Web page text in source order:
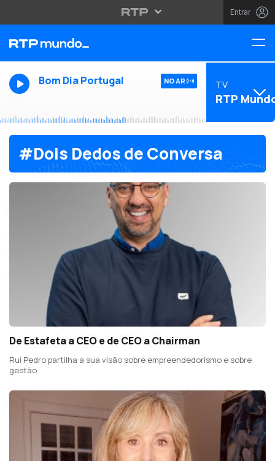
Entrar
Bom Dia Portugal NO AR TV
RTP
#Dois Dedos de Conversa
De Estafeta a CEO e de CEO a Chairman
Rui Pedro partilha a sua visão sobre empreendedorismo e sobre
gestão